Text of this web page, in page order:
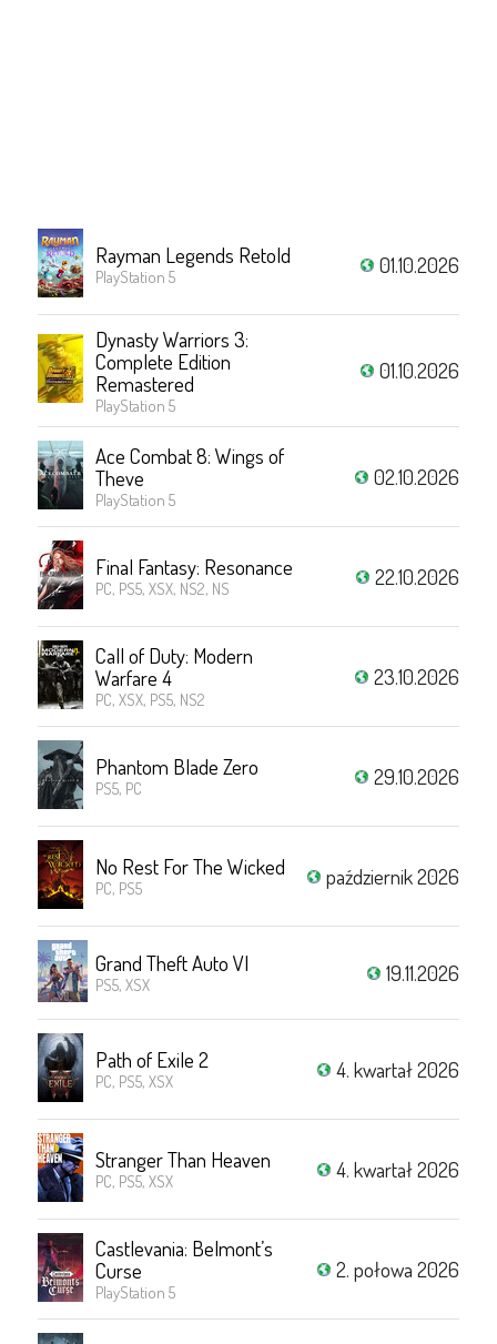
Rayman Legends Retold
PlayStation 5 01.10.2026
Dynasty Warriors 3:
Complete Edition
Remastered
PlayStation 5
01.10.2026
Ace Combat 8: Wings of
Theve
PlayStation 5
02.10.2026
Final Fantasy: Resonance
PC, PS5, XSX, NS2, NS 22.10.2026
Call of Duty: Modern
Warfare 4
PC, XSX, PS5, NS2
23.10.2026
Phantom Blade Zero
PS5, PC 29.10.2026
No Rest For The Wicked
PC, PS5 październik 2026
Grand Theft Auto VI
PS5, XSX 19.11.2026
Path of Exile 2
PC, PS5, XSX 4. kwartał 2026
Stranger Than Heaven
PC, PS5, XSX 4. kwartał 2026
Castlevania: Belmont’s
Curse
PlayStation 5
2. połowa 2026